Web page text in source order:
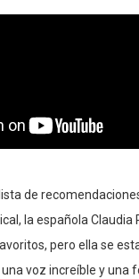
de
la española Claudia
pero ella se
voz increíble y una